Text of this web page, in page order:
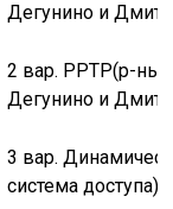
Дегунино и
2 вар. PPTP(р-ны
Дегунино и
3 вар.
система доступа)